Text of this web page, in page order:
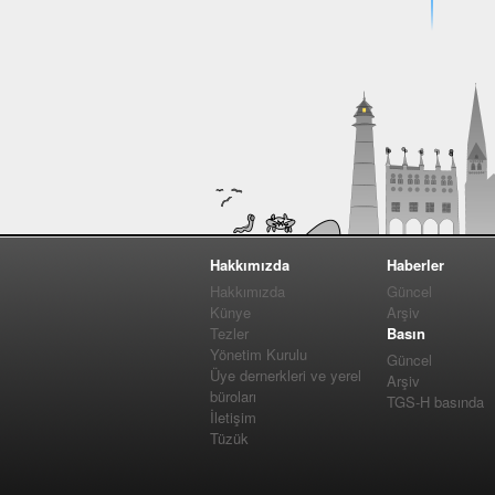
Hakkımızda
Hakkımızda
Künye
Tezler
Yönetim Kurulu
Üye dernerkleri ve yerel
büroları
İletişim
Tüzük
Haberler
Güncel
Arşiv
Basın
Güncel
Arşiv
TGS-H basında